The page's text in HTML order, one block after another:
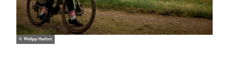
© Philipp Herfort